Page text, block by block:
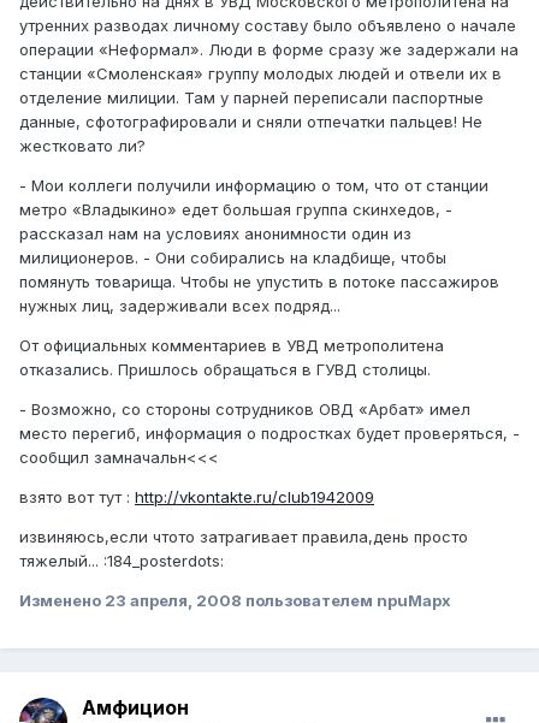
утренних разводах личному составу было объявлено о начале
операции «Неформал». Люди в форме сразу же задержали на
станции «Смоленская» группу молодых людей и отвели их в
отделение милиции. Там у парней переписали паспортные
данные, сфотографировали и сняли отпечатки пальцев! Не
жестковато ли?
- Мои коллеги получили информацию о том, что от станции
метро «Владыкино» едет большая группа скинхедов, -
рассказал нам на условиях анонимности один из
милиционеров. - Они собирались на кладбище, чтобы
помянуть товарища. Чтобы не упустить в потоке пассажиров
нужных лиц, задерживали всех подряд...
От официальных комментариев в УВД метрополитена
отказались. Пришлось обращаться в ГУВД столицы.
- Возможно, со стороны сотрудников ОВД «Арбат» имел
место перегиб, информация о подростках будет проверяться, -
сообщил замначальн<<<
взято вот тут : http://vkontakte.ru/club1942009
извиняюсь,если чтото затрагивает правила,день просто
тяжелый... :184_posterdots:
Изменено 23 апреля, 2008 пользователем npuMapx
Амфицион